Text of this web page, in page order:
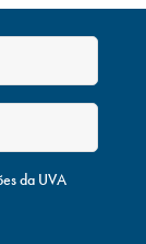
da UVA